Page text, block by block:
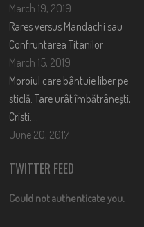
March 19, 2019
Rares versus Mandachi sau
Confruntarea Titanilor
March 15, 2019
Moroiul care bântuie liber pe
sticlă. Tare urât îmbătrânești,
Cristi….
June 20, 2017
TWITTER FEED
Could not authenticate you.